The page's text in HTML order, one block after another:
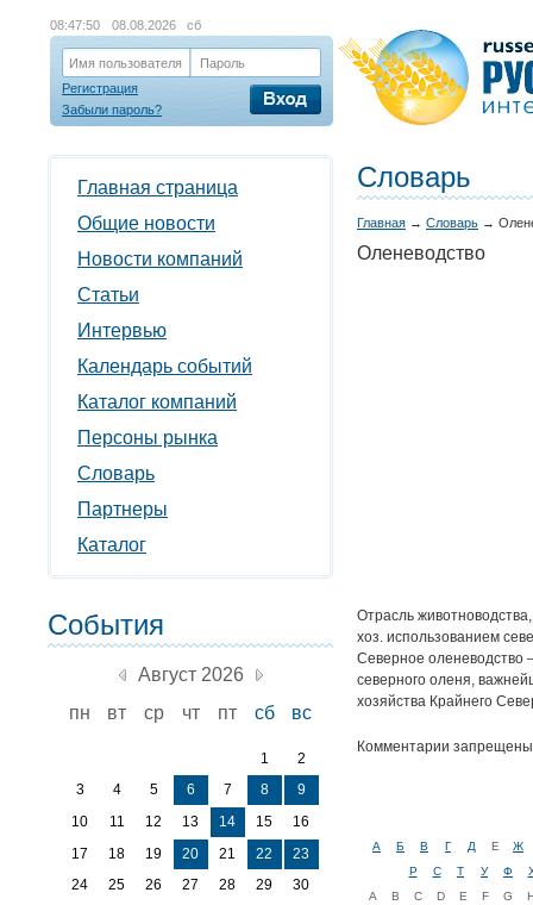
08:47:50 08.08.2026 сб
Имя пользователя
Пароль
Регистрация
Забыли пароль?
Словарь
Главная → Словарь →
Оленеводство
Отрасль
хоз. использованием
Северное
северного оленя,
хозяйства Крайнего
Комментарии
А Б В Г Д Е
Ж
Р
С Т У Ф
A
B C D E F G
Главная страница
Общие новости
Новости компаний
Статьи
Интервью
Календарь событий
Каталог компаний
Персоны рынка
Словарь
Партнеры
Каталог
События
Август 2026
пн
вт ср чт пт сб вс
1
2
3
4 5 6 7 8
9
10
11 12 13 14 15
16
17
18 19 20 21 22
23
24
25 26 27 28 29
30